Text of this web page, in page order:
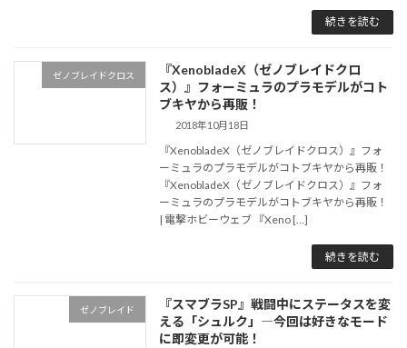
続きを読む
ゼノブレイドクロス
『XenobladeX（ゼノブレイドクロ
ス）』フォーミュラのプラモデルがコト
ブキヤから再販！
2018年10月18日
『XenobladeX（ゼノブレイドクロス）』フォ
ーミュラのプラモデルがコトブキヤから再販！
『XenobladeX（ゼノブレイドクロス）』フォ
ーミュラのプラモデルがコトブキヤから再販！
| 電撃ホビーウェブ 『Xeno […]
続きを読む
ゼノブレイド
『スマブラSP』戦闘中にステータスを変
える「シュルク」―今回は好きなモード
に即変更が可能！